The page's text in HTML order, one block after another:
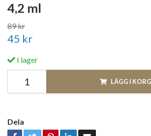
4,2 ml
89 kr
45 kr
I lager
LÄGG I
Dela